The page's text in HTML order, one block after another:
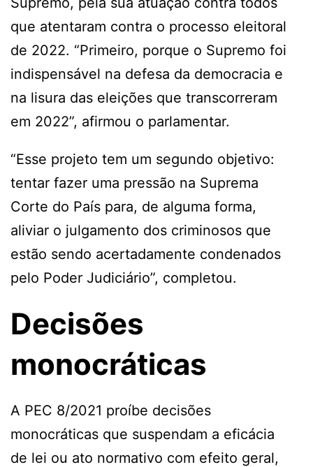
que atentaram contra o processo eleitoral
de 2022. “Primeiro, porque o Supremo foi
indispensável na defesa da democracia e
na lisura das eleições que transcorreram
em 2022”, afirmou o parlamentar.
“Esse projeto tem um segundo objetivo:
tentar fazer uma pressão na Suprema
Corte do País para, de alguma forma,
aliviar o julgamento dos criminosos que
estão sendo acertadamente condenados
pelo Poder Judiciário”, completou.
Decisões
monocráticas
A PEC 8/2021 proíbe decisões
monocráticas que suspendam a eficácia
de lei ou ato normativo com efeito geral,